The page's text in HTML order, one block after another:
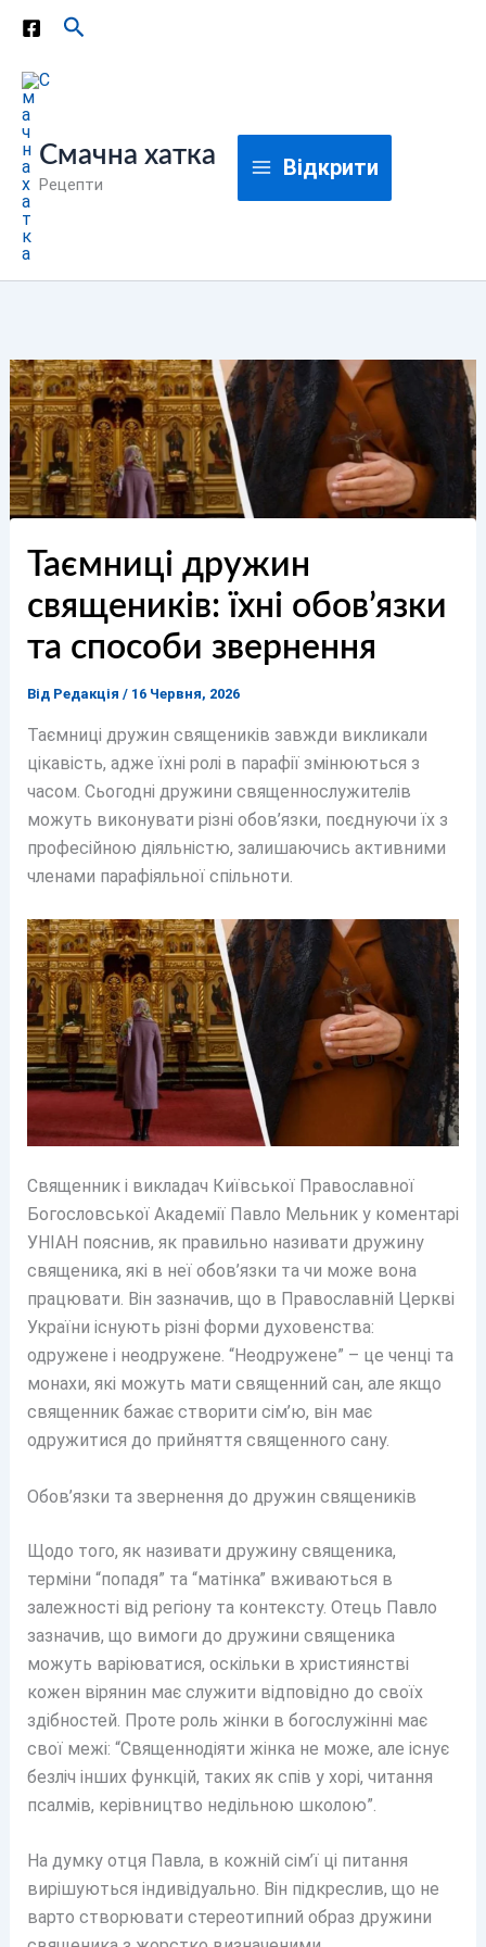
Перейти
вмісту
Пошук
Смачна хатка
Рецепти
Відкрити
Таємниці дружин
священиків: їхні обов’язки
та способи звернення
Від Редакція / 16 Червня, 2026
Таємниці дружин священиків завжди викликали
цікавість, адже їхні ролі в парафії змінюються з
часом. Сьогодні дружини священнослужителів
можуть виконувати різні обов’язки, поєднуючи їх з
професійною діяльністю, залишаючись активними
членами парафіяльної спільноти.
Священник і викладач Київської Православної
Богословської Академії Павло Мельник у коментарі
УНІАН пояснив, як правильно називати дружину
священика, які в неї обов’язки та чи може вона
працювати. Він зазначив, що в Православній Церкві
України існують різні форми духовенства:
одружене і неодружене. “Неодружене” – це ченці та
монахи, які можуть мати священний сан, але якщо
священник бажає створити сім’ю, він має
одружитися до прийняття священного сану.
Обов’язки та звернення до дружин священиків
Щодо того, як називати дружину священика,
терміни “попадя” та “матінка” вживаються в
залежності від регіону та контексту. Отець Павло
зазначив, що вимоги до дружини священика
можуть варіюватися, оскільки в християнстві
кожен вірянин має служити відповідно до своїх
здібностей. Проте роль жінки в богослужінні має
свої межі: “Священнодіяти жінка не може, але існує
безліч інших функцій, таких як спів у хорі, читання
псалмів, керівництво недільною школою”.
На думку отця Павла, в кожній сім’ї ці питання
вирішуються індивідуально. Він підкреслив, що не
варто створювати стереотипний образ дружини